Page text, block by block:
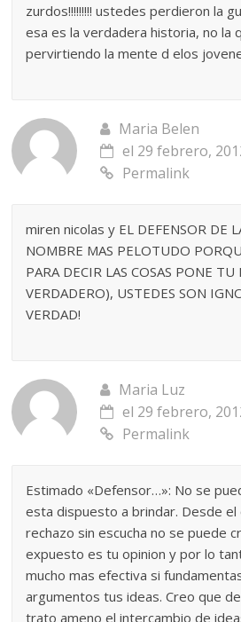
zurdos!!!!!!!!! ustedes perdieron la
esa es la verdadera historia, no la
pervirtiendo la mente d elos
Maria Belen
el 29 febrero,
Permalink
miren nicolas y EL DEFENSOR DE
NOMBRE MAS PELOTUDO
PARA DECIR LAS COSAS PONE TU
VERDADERO), USTEDES SON
VERDAD!
Maria Luz
el 29 febrero,
Permalink
Estimado «Defensor…»: No se
esta dispuesto a brindar. Desde el
rechazo sin escucha no se puede
expuesto es tu opinion y por lo
mucho mas efectiva si
argumentos tus ideas. Creo que
trato ameno el intercambio de